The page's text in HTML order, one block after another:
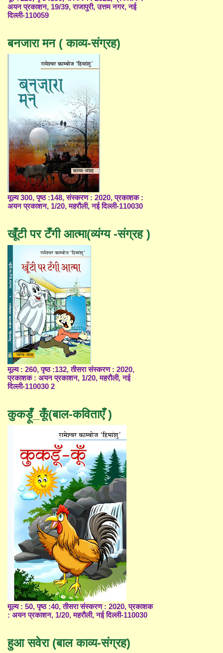
अयन प्रकाशन, 19/39, राजापुरी, उत्तम नगर, नई
दिल्ली-110059
बनजारा मन ( काव्य-संग्रह)
मूल्य 300, पृष्ठ :148, संस्करण : 2020, प्रकाशक :
अयन प्रकाशन, 1/20, महरौली, नई दिल्ली-110030
खूँटी पर टँगी आत्मा(व्यंग्य -संग्रह )
मूल्य : 260, पृष्ठ :132, तीसरा संस्करण : 2020,
प्रकाशक : अयन प्रकाशन, 1/20, महरौली, नई
दिल्ली-110030 2
कुकड़ूँ_कूँ(बाल-कविताएँ )
मूल्य : 50, पृष्ठ :40, तीसरा संस्करण : 2020, प्रकाशक
: अयन प्रकाशन, 1/20, महरौली, नई दिल्ली-110030
हुआ सवेरा (बाल काव्य-संग्रह)